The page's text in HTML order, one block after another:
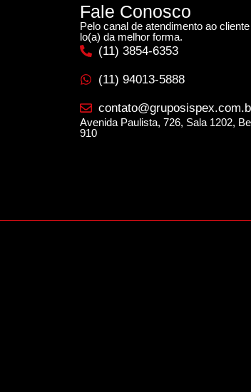
Fale Conosco
Pelo canal de atendimento ao
lo(a) da melhor forma.
(11) 3854-6353
(11) 94013-5888
Avenida Paulista, 726, Sala 1202,
910